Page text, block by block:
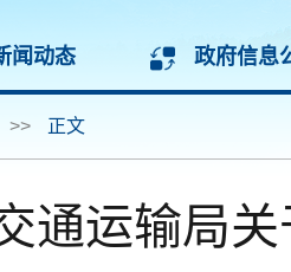
闻动态 政府信息
>> 正文
通运输局